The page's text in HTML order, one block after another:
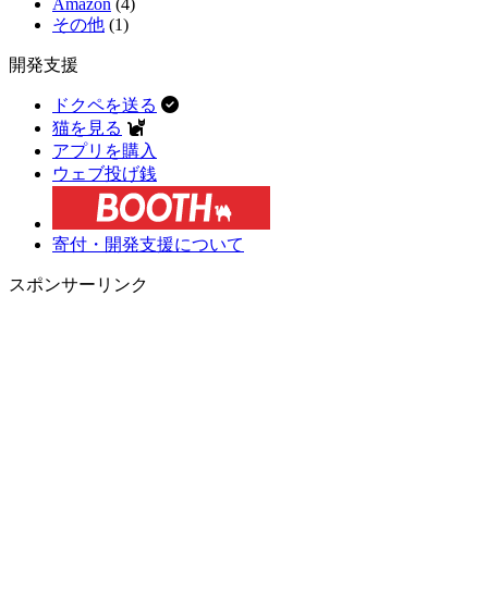
その他 (1)
開発支援
ドクペを送る
猫を見る
アプリを購入
ウェブ投げ銭
寄付・開発支援について
スポンサーリンク